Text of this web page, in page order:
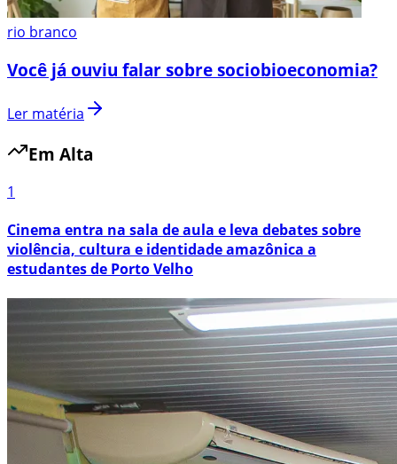
rio branco
Você já ouviu falar sobre sociobioeconomia?
Ler matéria
Em Alta
1
Cinema entra na sala de aula e leva debates sobre
violência, cultura e identidade amazônica a
estudantes de Porto Velho